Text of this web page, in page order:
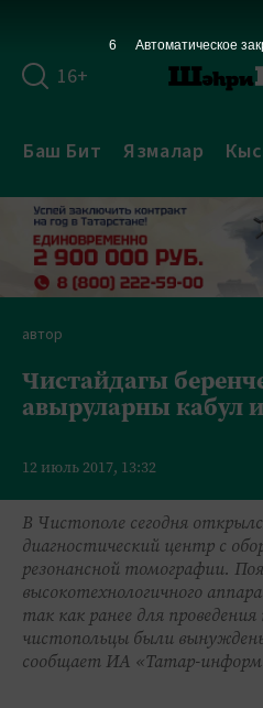
16+
Баш Бит Язмалар
автор
Чистайдагы
авыруларны кабул
12 июль 2017, 13:32
В Чистополе сегодня
диагностический центр с
резонансной томографии.
высокотехнологичного
так как ранее для
чистопольцы были
сообщает ИА «Татар-
5 Автоматическое